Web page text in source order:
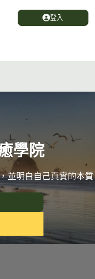
登入
學院
並明白自己真實的本質